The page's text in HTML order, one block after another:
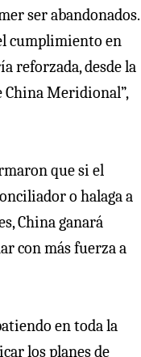
ser abandonados.
cumplimiento en
reforzada, desde la
Meridional”,
que si el
o halaga a
China ganará
con más fuerza a
en toda la
los planes de